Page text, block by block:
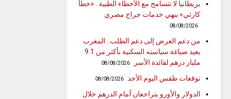
بريطانيا لا تتسامح مع الأخطاء الطبية.. «خطأ
كارثي» ينهي خدمات جراح مصري
08/08/2026
من دعم العرض إلى دعم الطلب.. المغرب
يعيد صياغة سياسته السكنية بأكثر من 9.1
مليار درهم لفائدة الأسر
08/08/2026
توقعات طقس اليوم الأحد 08/08/2026
الدولار والأورو يتراجعان أمام الدرهم خلال